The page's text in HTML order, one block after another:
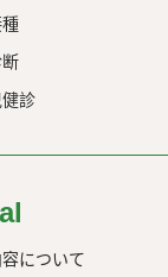
診
について